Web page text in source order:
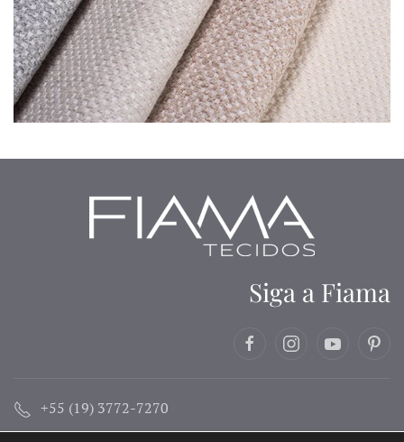
Siga a Fiama
+55 (19) 3772-7270